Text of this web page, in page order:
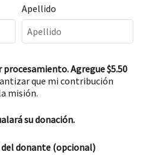
Apellido
Agregue $5.50
que mi contribución
misión.
su donación.
donante (opcional)